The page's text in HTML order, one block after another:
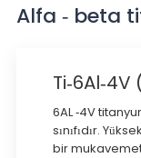
Alfa - beta
Ti-6Al-4V
6AL -4V
sınıfıdır.
bir mukavemet